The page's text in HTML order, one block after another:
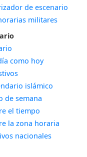
de escenario
militares
como hoy
islámico
de semana
el tiempo
la zona horaria
nacionales